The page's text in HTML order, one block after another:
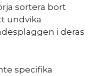
sortera bort
undvika
i deras
specifika